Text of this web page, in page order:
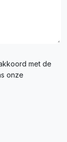
met de
onze